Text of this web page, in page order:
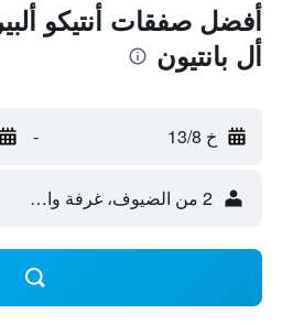
أفضل صفقات أنتيكو
أل بانتيون
خ 13/8 -
2 من الضيوف، غرفة واحدة